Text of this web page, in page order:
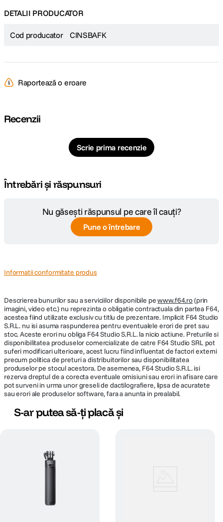
DETALII PRODUCATOR
Cod producator CINSBAFK
Raportează o eroare
Recenzii
Scrie prima recenzie
Întrebări și răspunsuri
Nu găsești răspunsul pe care îl cauți?
Pune o întrebare
Informatii conformitate produs
Descrierea bunurilor sau a serviciilor disponibile pewww.f64.ro(prin
imagini, video etc.) nu reprezinta o obligatie contractuala din partea F64,
acestea fiind utilizate exclusiv cu titlu de prezentare. Implicit F64 Studio
S.R.L. nu isi asuma raspunderea pentru eventualele erori de pret sau
stoc. Aceste erori nu obliga F64 Studio S.R.L. la nicio actiune. Preturile si
disponibilitatea produselor comercializate de catre F64 Studio SRL pot
suferi modificari ulterioare, acest lucru fiind influentat de factori externi
precum politica de preturi a distribuitorilor sau disponibilitatea
produselor pe stocul acestora. De asemenea, F64 Studio S.R.L. isi
rezerva dreptul de a corecta eventuale omisiuni sau erori in afisare care
pot surveni in urma unor greseli de dactilografiere, lipsa de acuratete
sau erori ale produselor software, fara a anunta in prealabil.
S-ar putea să-ți placă și